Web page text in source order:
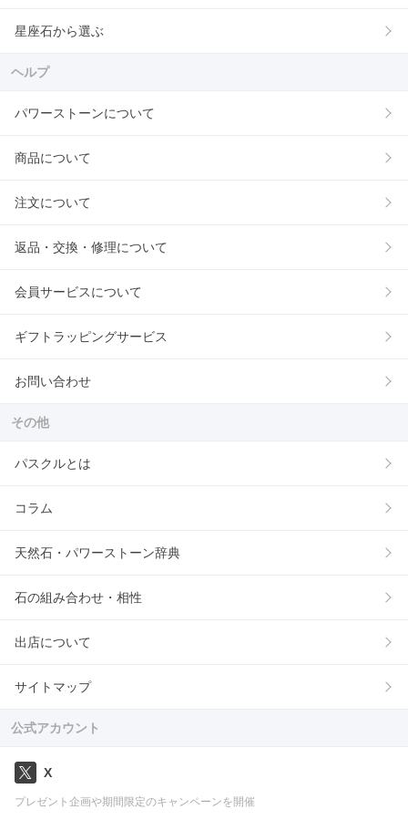
星座石から選ぶ
ヘルプ
パワーストーンについて
商品について
注文について
返品・交換・修理について
会員サービスについて
ギフトラッピングサービス
お問い合わせ
その他
パスクルとは
コラム
天然石・パワーストーン辞典
石の組み合わせ・相性
出店について
サイトマップ
公式アカウント
X
プレゼント企画や期間限定のキャンペーンを開催